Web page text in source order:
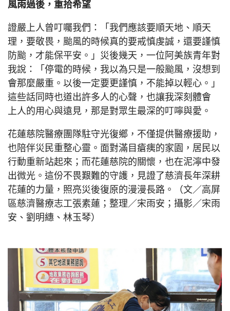
風雨過後，重拾希望
證嚴上人曾叮囑我們：「我們應該要順天地、順天
理，要敬畏，颱風的時候真的要戒慎虔誠，還要謹慎
防颱，才能保平安。」災後幾天，一位阿美族青年對
我說：「停電的時候，我以為只是一般颱風，沒想到
會那麼嚴重。以後一定要更謹慎，不能掉以輕心。」
這些話同時也道出許多人的心聲，也讓我深刻體會
上人的用心與遠見，那是對眾生最深的叮嚀與愛。
花蓮慈院醫療團隊駐守光復鄉，不僅提供醫療援助，
也陪伴災民重整心靈。面對滿目瘡痍的家園，居民以
行動重新站起來；而花蓮慈院的關懷，也在泥濘中發
出微光。這份不畏艱難的守護，見證了慈濟長年深耕
花蓮的力量，照亮災後復原的漫漫長路。（文／高屏
區慈濟醫療志工張素蓮；整理／宋雨安；攝影／宋雨
安、劉明繐、林玉琴）